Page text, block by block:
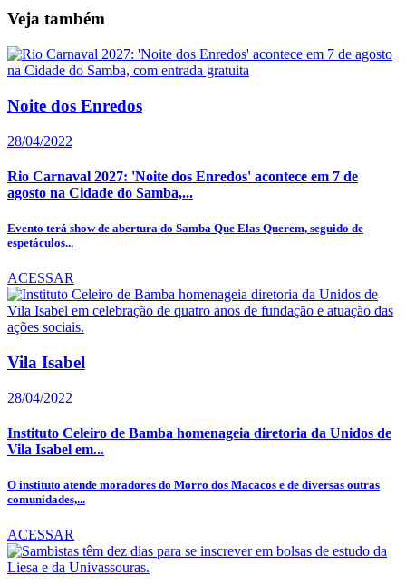
Veja também
Noite dos Enredos
28/04/2022
Rio Carnaval 2027: 'Noite dos Enredos' acontece em 7 de
agosto na Cidade do Samba,...
Evento terá show de abertura do Samba Que Elas Querem, seguido de
espetáculos...
ACESSAR
Vila Isabel
28/04/2022
Instituto Celeiro de Bamba homenageia diretoria da Unidos de
Vila Isabel em...
O instituto atende moradores do Morro dos Macacos e de diversas outras
comunidades,...
ACESSAR